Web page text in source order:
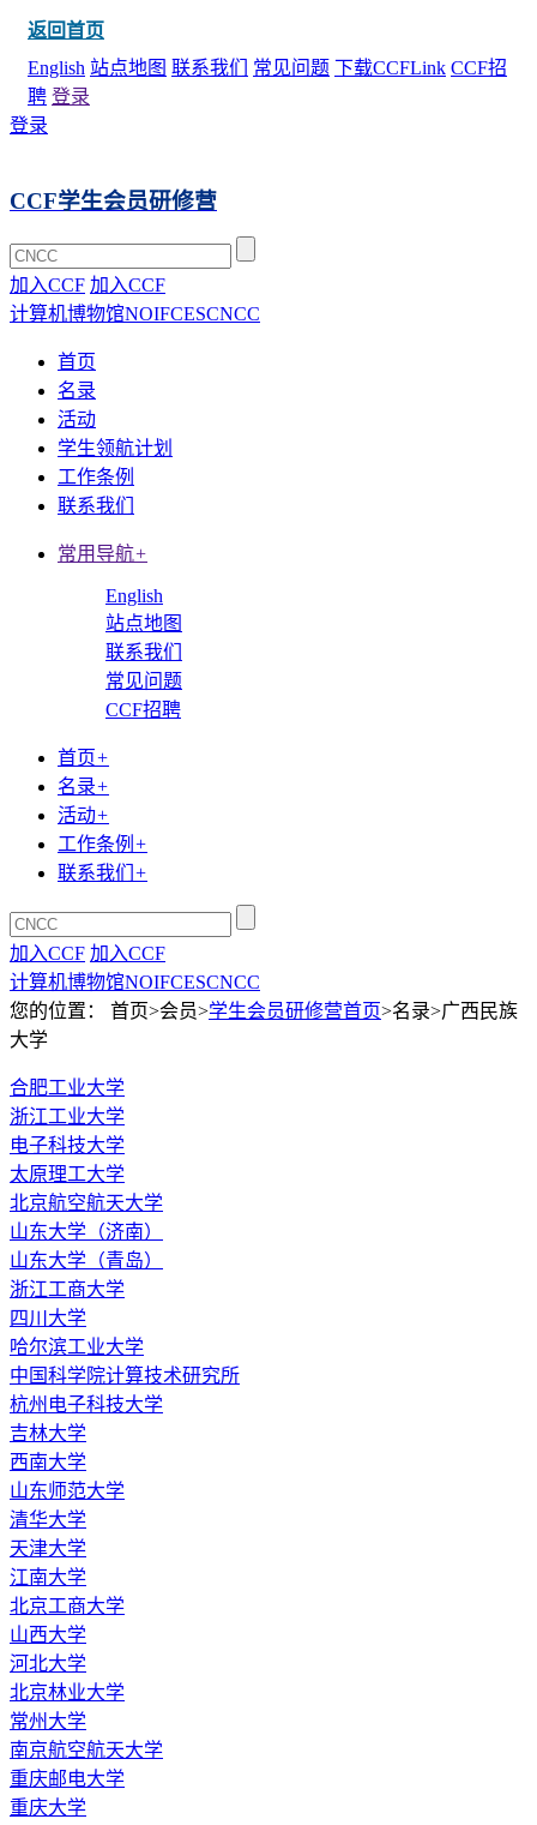
返回首页
English 站点地图 联系我们 常见问题 下载CCFLink CCF招
聘 登录
登录
CCF学生会员研修营
加入CCF 加入CCF
计算机博物馆NOIFCESCNCC
首页
名录
活动
学生领航计划
工作条例
联系我们
常用导航+
English
站点地图
联系我们
常见问题
CCF招聘
首页+
名录+
活动+
工作条例 +
联系我们 +
加入CCF 加入CCF
计算机博物馆NOIFCESCNCC
您的位置： 首页>会员>学生会员研修营首页>名录>广西民族
大学
合肥工业大学
浙江工业大学
电子科技大学
太原理工大学
北京航空航天大学
山东大学（济南）
山东大学（青岛）
浙江工商大学
四川大学
哈尔滨工业大学
中国科学院计算技术研究所
杭州电子科技大学
吉林大学
西南大学
山东师范大学
清华大学
天津大学
江南大学
北京工商大学
山西大学
河北大学
北京林业大学
常州大学
南京航空航天大学
重庆邮电大学
重庆大学